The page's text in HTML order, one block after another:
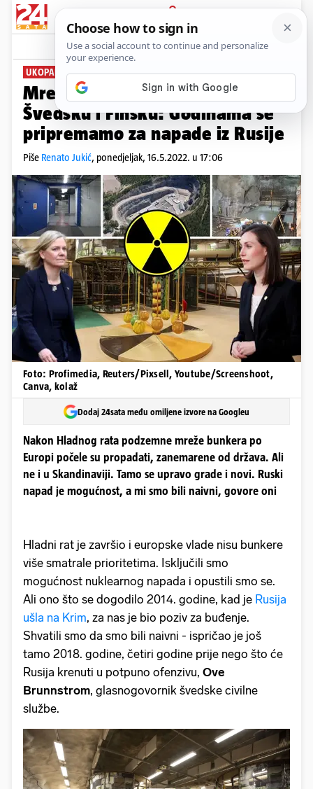
PRIJAVA
News Komentari
UKOPANI, NE POKOPANI
Mreža od 120.000 bunkera čuva
Švedsku i Finsku: Godinama se
pripremamo za napade iz Rusije
Piše Renato Jukić, ponedjeljak, 16.5.2022. u 17:06
Foto: Profimedia, Reuters/Pixsell, Youtube/Screenshoot,
Canva, kolaž
Dodaj 24sata među omiljene izvore na Googleu
Nakon Hladnog rata podzemne mreže bunkera po
Europi počele su propadati, zanemarene od država. Ali
ne i u Skandinaviji. Tamo se upravo grade i novi. Ruski
napad je mogućnost, a mi smo bili naivni, govore oni
Hladni rat je završio i europske vlade nisu bunkere
više smatrale prioritetima. Isključili smo
mogućnost nuklearnog napada i opustili smo se.
Ali ono što se dogodilo 2014. godine, kad je Rusija
ušla na Krim, za nas je bio poziv za buđenje.
Shvatili smo da smo bili naivni - ispričao je još
tamo 2018. godine, četiri godine prije nego što će
Rusija krenuti u potpuno ofenzivu, Ove
Brunnstrom, glasnogovornik švedske civilne
službe.